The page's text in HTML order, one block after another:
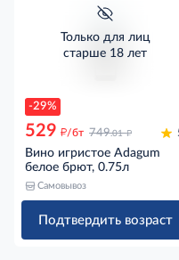
-29%
Только для лиц
старше 18 лет
529 д/бт 749.01 д
Вино игристое Adagum
белое брют, 0.75л
Самовывоз
Подтвердить возраст